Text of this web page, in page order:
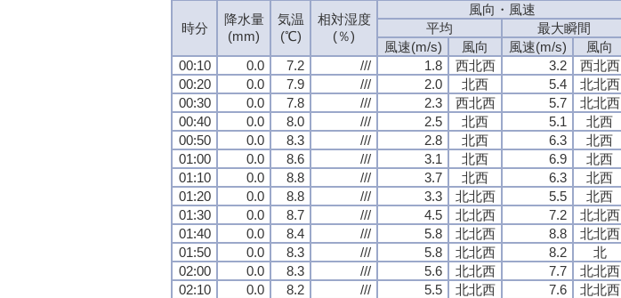
時分
降水量
(mm)
気温
(℃)
相対湿度
(％)
風向・風速
平均
最大瞬間
風速(m/s)
風向 風速(m/s)
風向
00:10
0.0 7.2 /// 1.8 西北西 3.2
西北西
00:20
0.0 7.9 /// 2.0 北西 5.4
北北西
00:30
0.0 7.8 /// 2.3 西北西 5.7
北北西
00:40
0.0 8.0 /// 2.5 北西 5.1
北西
00:50
0.0 8.3 /// 2.8 北西 6.3
北西
01:00
0.0 8.6 /// 3.1 北西 6.9
北西
01:10
0.0 8.8 /// 3.7 北西 6.3
北西
01:20
0.0 8.8 /// 3.3 北北西 5.5
北西
01:30
0.0 8.7 /// 4.5 北北西 7.2
北北西
01:40
0.0 8.4 /// 5.8 北北西 8.8
北北西
01:50
0.0 8.3 /// 5.8 北北西 8.2
北
02:00
0.0 8.3 /// 5.6 北北西 7.7
北北西
02:10
0.0 8.2 /// 5.5 北北西 7.6
北北西
時分
降水量
(mm)
気温
(℃)
相対湿度
(％)
風向・風速
平均
最大瞬間
風速(m/s)
風向 風速(m/s)
風向
00:10
0.0 7.2 /// 1.8 西北西 3.2
西北西
00:20
0.0 7.9 /// 2.0 北西 5.4
北北西
00:30
0.0 7.8 /// 2.3 西北西 5.7
北北西
00:40
0.0 8.0 /// 2.5 北西 5.1
北西
00:50
0.0 8.3 /// 2.8 北西 6.3
北西
01:00
0.0 8.6 /// 3.1 北西 6.9
北西
01:10
0.0 8.8 /// 3.7 北西 6.3
北西
01:20
0.0 8.8 /// 3.3 北北西 5.5
北西
01:30
0.0 8.7 /// 4.5 北北西 7.2
北北西
01:40
0.0 8.4 /// 5.8 北北西 8.8
北北西
01:50
0.0 8.3 /// 5.8 北北西 8.2
北
02:00
0.0 8.3 /// 5.6 北北西 7.7
北北西
02:10
0.0 8.2 /// 5.5 北北西 7.6
北北西
時分
降水量
(mm)
気温
(℃)
相対湿度
(％)
風向・風速
平均
最大瞬間
風速(m/s)
風向 風速(m/s)
風向
00:10
0.0 7.2 /// 1.8 西北西 3.2
西北西
00:20
0.0 7.9 /// 2.0 北西 5.4
北北西
00:30
0.0 7.8 /// 2.3 西北西 5.7
北北西
00:40
0.0 8.0 /// 2.5 北西 5.1
北西
00:50
0.0 8.3 /// 2.8 北西 6.3
北西
01:00
0.0 8.6 /// 3.1 北西 6.9
北西
01:10
0.0 8.8 /// 3.7 北西 6.3
北西
01:20
0.0 8.8 /// 3.3 北北西 5.5
北西
01:30
0.0 8.7 /// 4.5 北北西 7.2
北北西
01:40
0.0 8.4 /// 5.8 北北西 8.8
北北西
01:50
0.0 8.3 /// 5.8 北北西 8.2
北
02:00
0.0 8.3 /// 5.6 北北西 7.7
北北西
02:10
0.0 8.2 /// 5.5 北北西 7.6
北北西
時分
降水量
(mm)
気温
(℃)
相対湿度
(％)
風向・風速
平均
最大瞬間
風速(m/s)
風向 風速(m/s)
風向
00:10
0.0 7.2 /// 1.8 西北西 3.2
西北西
00:20
0.0 7.9 /// 2.0 北西 5.4
北北西
00:30
0.0 7.8 /// 2.3 西北西 5.7
北北西
00:40
0.0 8.0 /// 2.5 北西 5.1
北西
00:50
0.0 8.3 /// 2.8 北西 6.3
北西
01:00
0.0 8.6 /// 3.1 北西 6.9
北西
01:10
0.0 8.8 /// 3.7 北西 6.3
北西
01:20
0.0 8.8 /// 3.3 北北西 5.5
北西
01:30
0.0 8.7 /// 4.5 北北西 7.2
北北西
01:40
0.0 8.4 /// 5.8 北北西 8.8
北北西
01:50
0.0 8.3 /// 5.8 北北西 8.2
北
02:00
0.0 8.3 /// 5.6 北北西 7.7
北北西
02:10
0.0 8.2 /// 5.5 北北西 7.6
北北西